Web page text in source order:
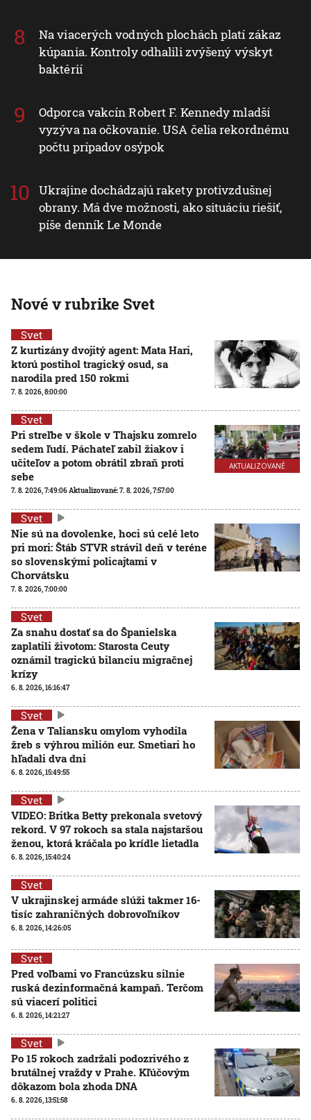
Na viacerých vodných plochách platí zákaz
kúpania. Kontroly odhalili zvýšený výskyt
baktérií
Odporca vakcín Robert F. Kennedy mladší
vyzýva na očkovanie. USA čelia rekordnému
počtu prípadov osýpok
Ukrajine dochádzajú rakety protivzdušnej
obrany. Má dve možnosti, ako situáciu riešiť,
píše denník Le Monde
Nové v rubrike Svet
Svet
Z kurtizány dvojitý agent: Mata Hari,
ktorú postihol tragický osud, sa
narodila pred 150 rokmi
7. 8. 2026, 8:00:00
AKTUALIZOVANÉ
Svet
Pri streľbe v škole v Thajsku zomrelo
sedem ľudí. Páchateľ zabil žiakov i
učiteľov a potom obrátil zbraň proti
sebe
7. 8. 2026, 7:49:06 Aktualizované:7. 8. 2026, 7:57:00
Svet
Nie sú na dovolenke, hoci sú celé leto
pri mori: Štáb STVR strávil deň v teréne
so slovenskými policajtami v
Chorvátsku
7. 8. 2026, 7:00:00
Svet
Za snahu dostať sa do Španielska
zaplatili životom: Starosta Ceuty
oznámil tragickú bilanciu migračnej
krízy
6. 8. 2026, 16:16:47
Svet
Žena v Taliansku omylom vyhodila
žreb s výhrou milión eur. Smetiari ho
hľadali dva dni
6. 8. 2026, 15:49:55
Svet
VIDEO: Britka Betty prekonala svetový
rekord. V 97 rokoch sa stala najstaršou
ženou, ktorá kráčala po krídle lietadla
6. 8. 2026, 15:40:24
Svet
V ukrajinskej armáde slúži takmer 16-
tisíc zahraničných dobrovoľníkov
6. 8. 2026, 14:26:05
Svet
Pred voľbami vo Francúzsku silnie
ruská dezinformačná kampaň. Terčom
sú viacerí politici
6. 8. 2026, 14:21:27
Svet
Po 15 rokoch zadržali podozrivého z
brutálnej vraždy v Prahe. Kľúčovým
dôkazom bola zhoda DNA
6. 8. 2026, 13:51:58